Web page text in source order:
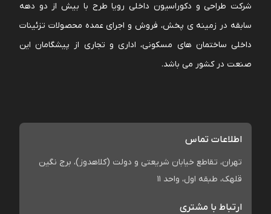
شرکت طراحی و دکوراسیون داخلی رویا طرح با بیش از دو دهه
سابقه در زمینه ی پخش، فروش و اجرای عمده محصولات تزئینات
داخلی ساختمان های مسکونی، اداری و تجاری از پیشگامان این
صنعت در کشور می باشد.
اطلاعات تماس
تهران، تقاطع خیابان شریعتی و دولت (کلاهدوز)، برج نگین
قلهک، طبقه اول، واحد 11
ارتباط با مشتری